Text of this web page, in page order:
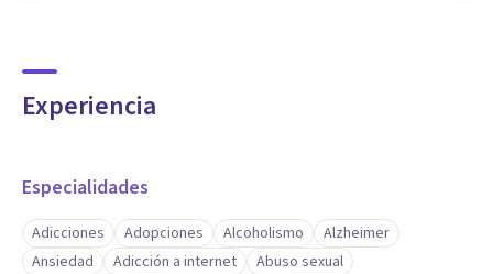
Experiencia
Especialidades
Adicciones Adopciones Alcoholismo
Alzheimer
Ansiedad
Adicción a internet
Abuso sexual